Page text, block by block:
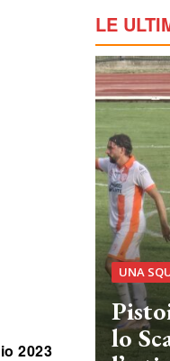
2023
LE
UNA
lo